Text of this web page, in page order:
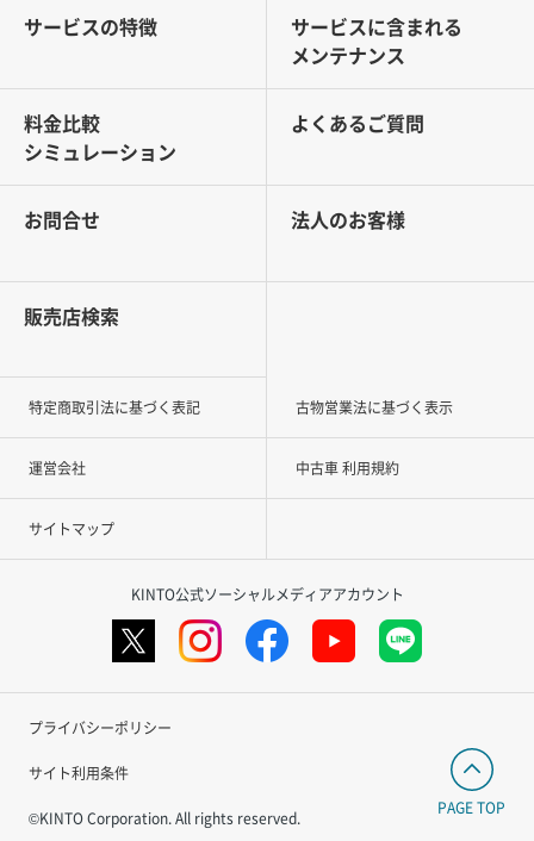
サービスの特徴
サービスに含まれる
メンテナンス
料金比較
シミュレーション
よくあるご質問
お問合せ 法人のお客様
販売店検索
特定商取引法に基づく表記 古物営業法に基づく表示
運営会社 中古車 利用規約
サイトマップ
KINTO公式ソーシャルメディアアカウント
プライバシーポリシー
サイト利用条件
©KINTO Corporation. All rights reserved.
PAGE TOP